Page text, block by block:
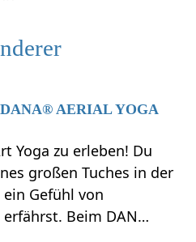
DANA® AERIAL YOGA
Yoga zu erleben! Du
großen Tuches in der
Gefühl von
Beim DAN…